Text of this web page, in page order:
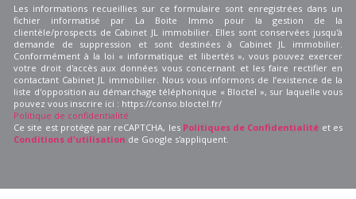
Les informations recueillies sur ce formulaire sont enregistrées dans un
fichier informatisé par La Boite Immo pour la gestion de la
clientèle/prospects de Cabinet JL immobilier. Elles sont conservées jusqu'à
demande de suppression et sont destinées à Cabinet JL immobilier.
Conformément à la loi « informatique et libertés », vous pouvez exercer
votre droit d'accès aux données vous concernant et les faire rectifier en
contactant Cabinet JL immobilier. Nous vous informons de l’existence de la
liste d'opposition au démarchage téléphonique « Bloctel », sur laquelle vous
pouvez vous inscrire ici : https://conso.bloctel.fr/
Politique de confidentialité
Ce site est protégé par reCAPTCHA, les Politiques de Confidentialité et es
Conditions d'utilisation de Google s'appliquent.